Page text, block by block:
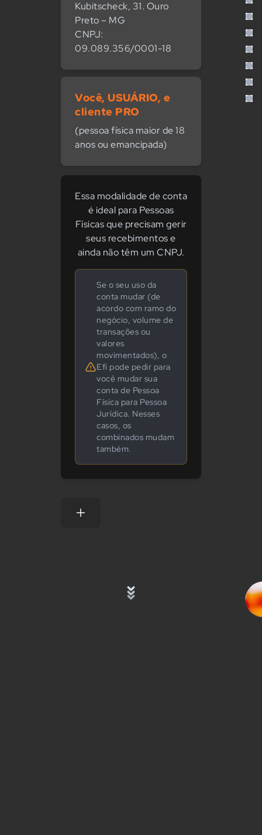
Kubitscheck, 31. Ouro
Preto – MG
CNPJ:
09.089.356/0001-18
Você, USUÁRIO, e
cliente PRO
(pessoa física maior de 18
anos ou emancipada)
Essa modalidade de conta
é ideal para Pessoas
Físicas que precisam gerir
seus recebimentos e
ainda não têm um CNPJ.
Se o seu uso da
conta mudar (de
acordo com ramo do
negócio, volume de
transações ou
valores
movimentados), o
Efí pode pedir para
você mudar sua
conta de Pessoa
Física para Pessoa
Jurídica. Nesses
casos, os
combinados mudam
também.